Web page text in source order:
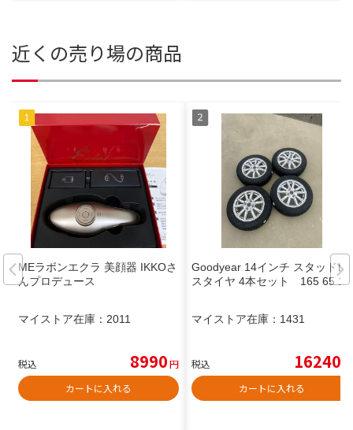
近くの売り場の商品
MEラボンエクラ 美顔器 IKKOさ
んプロデュース
マイストア在庫： 2011
税込 8990円
カートに入れる
Goodyear 14インチ スタッドレ
スタイヤ 4本セット 165 65 14
マイストア在庫： 1431
税込 16240
カートに入れる